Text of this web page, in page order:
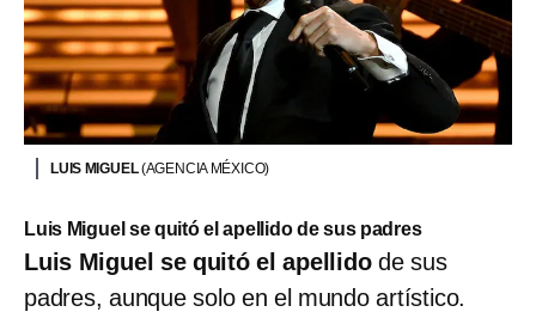
LUIS MIGUEL(AGENCIA MÉXICO)
Luis Miguel se quitó el apellido de sus padres
Luis Miguel se quitó el apellidode sus
padres, aunque solo en el mundo artístico.